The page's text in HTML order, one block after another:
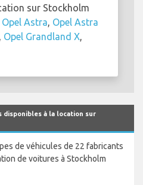
sur Stockholm
Opel Astra, Opel Astra
, Opel Grandland X,
disponibles à la location sur
de véhicules de 22 fabricants
de voitures à Stockholm